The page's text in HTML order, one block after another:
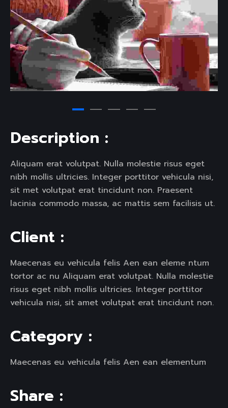
Description :
Aliquam erat volutpat. Nulla molestie risus eget
nibh mollis ultricies. Integer porttitor vehicula nisi,
sit met volutpat erat tincidunt non. Praesent
lacinia commodo massa, ac mattis sem facilisis ut.
Client :
Maecenas eu vehicula felis Aen ean eleme ntum
tortor ac nu Aliquam erat volutpat. Nulla molestie
risus eget nibh mollis ultricies. Integer porttitor
vehicula nisi, sit amet volutpat erat tincidunt non.
Category :
Maecenas eu vehicula felis Aen ean elementum
Share :